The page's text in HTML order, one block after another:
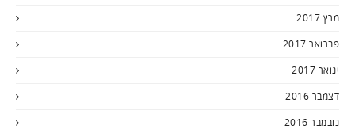
מרץ 2017
פברואר 2017
ינואר 2017
דצמבר 2016
נובמבר 2016